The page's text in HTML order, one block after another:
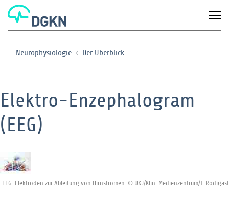
Neurophysiologie Der Überblick
Elektro-Enzephalogram
(EEG)
EEG-Elektroden zur Ableitung von Hirnströmen. © UKJ/Klin. Medienzentrum/I. Rodigast